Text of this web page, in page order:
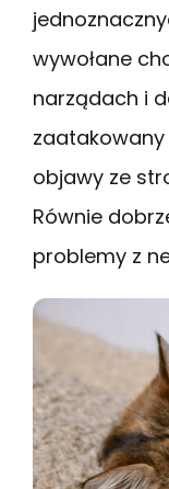
wywołane
narządach i
zaatakowany
objawy ze
Równie
problemy z